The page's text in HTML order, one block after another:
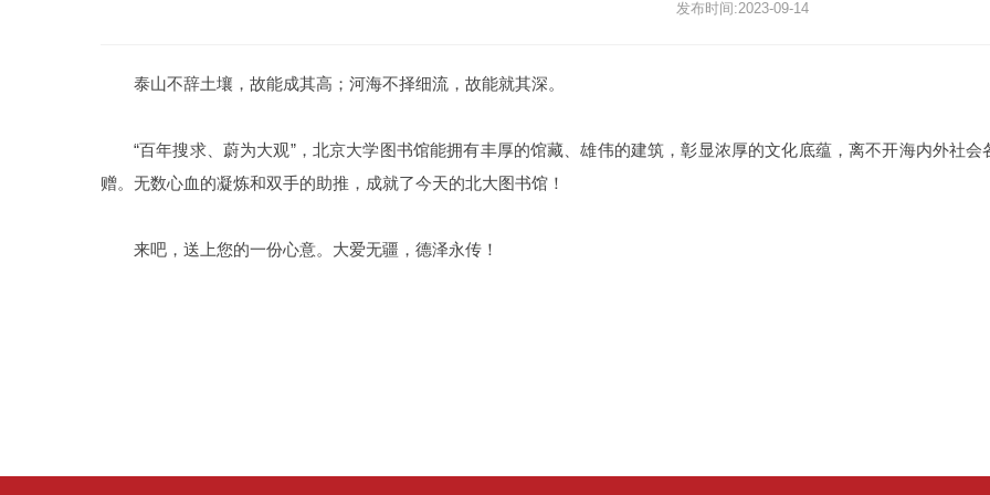
发布时间:2023-09-14
泰山不辞土壤，故能成其高；河海不择细流，故能就其深。
“百年搜求、蔚为大观”，北京大学图书馆能拥有丰厚的馆藏、雄伟的建筑，彰显浓厚的文化底蕴，离不开海内外社
赠。无数心血的凝炼和双手的助推，成就了今天的北大图书馆！
来吧，送上您的一份心意。大爱无疆，德泽永传！